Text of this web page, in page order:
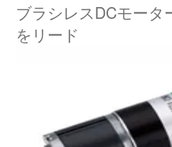
ブラシレスDCモー
をリード